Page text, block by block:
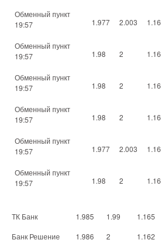
Обменный пункт
19:57
1.977 2.003 1.16
Обменный пункт
19:57
1.98 2 1.16
Обменный пункт
19:57
1.98 2 1.16
Обменный пункт
19:57
1.98 2 1.16
Обменный пункт
19:57
1.977 2.003 1.16
Обменный пункт
19:57
1.98 2 1.16
ТК Банк 1.985 1.99 1.165
Банк Решение
1.986 2 1.162